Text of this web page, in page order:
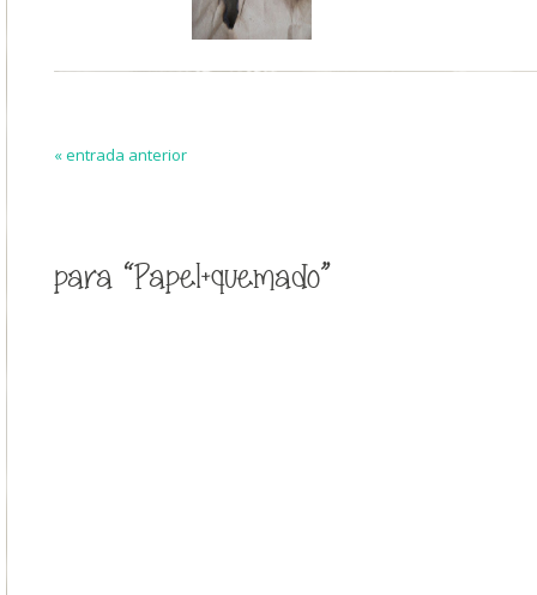
« entrada anterior
para “Papel+quemado”